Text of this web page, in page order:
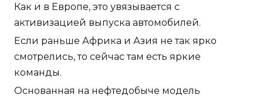
Как и в Европе, это увязывается с
активизацией выпуска автомобилей.
Если раньше Африка и Азия не так ярко
смотрелись, то сейчас там есть яркие
команды.
Основанная на нефтедобыче модель